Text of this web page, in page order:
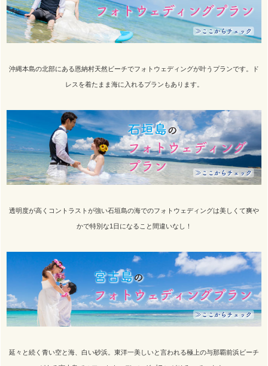
沖縄本島の北部にある恩納村天然ビーチでフォトウェディングが叶うプランです。ド
レスを着たまま海に入れるプランもあります。
透明度が高くコントラストが強い石垣島の海でのフォトウェディングは美しくて爽や
かで特別な1日になること間違いなし！
延々と続く青い空と海、白い砂浜。東洋一美しいと言われる極上の与那覇前浜ビーチ